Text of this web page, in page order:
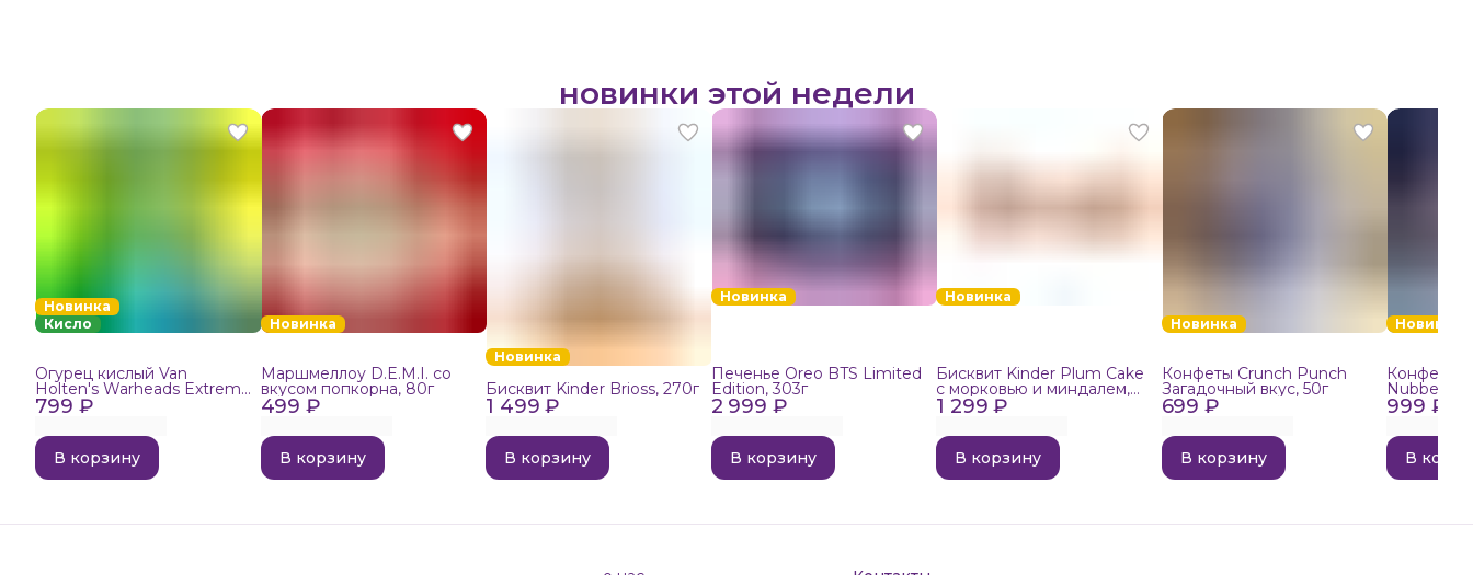
новинки этой недели
Новинка
Кисло
799 ₽
Огурец кислый Van
Holten's Warheads Extreme
Sour, 140г
В корзину
Новинка
499 ₽
Маршмеллоу D.E.M.I. со
вкусом попкорна, 80г
В корзину
Новинка
1 499 ₽
Бисквит Kinder Brioss, 270г
В корзину
Новинка
2 999 ₽
Печенье Oreo BTS Limited
Edition, 303г
В корзину
Новинка
1 299 ₽
Бисквит Kinder Plum Cake
с морковью и миндалем,
192г
В корзину
Новинка
699 ₽
Конфеты Crunch Punch
Загадочный вкус, 50г
В корзину
Новинка
999 ₽
Конфеты
Nubbee
В